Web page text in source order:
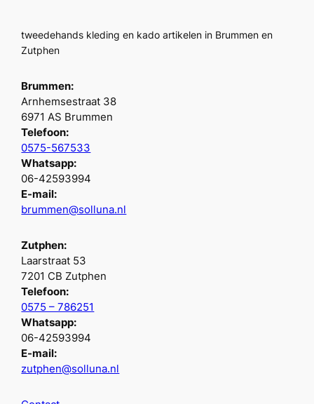
tweedehands kleding en kado artikelen in Brummen en
Zutphen
Brummen:
Arnhemsestraat 38
6971 AS Brummen
Telefoon:
0575-567533
Whatsapp:
06-42593994
E-mail:
brummen@solluna.nl
Zutphen:
Laarstraat 53
7201 CB Zutphen
Telefoon:
0575 – 786251
Whatsapp:
06-42593994
E-mail:
zutphen@solluna.nl